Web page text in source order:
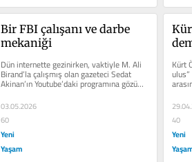
Bir FBI çalışanı ve darbe
mekaniği
Dün internette gezinirken, vaktiyle M. Ali
Birand’la çalışmış olan gazeteci Sedat
Akinan’ın Youtube’daki programına gözüm
03.05.2026
60
Yeni
Yaşam
Kürt
40
Yeni